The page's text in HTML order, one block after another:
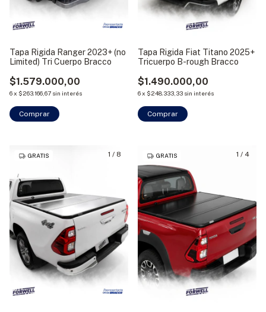
Tapa Rigida Ranger 2023+ (no
Limited) Tri Cuerpo Bracco
$1.579.000,00
6x $263.166,67 sin interés
Comprar
Tapa Rigida Fiat Titano 2025+
Tricuerpo B-rough Bracco
$1.490.000,00
6x $248.333,33 sin interés
Comprar
1 / 8
GRATIS 1 / 4
GRATIS